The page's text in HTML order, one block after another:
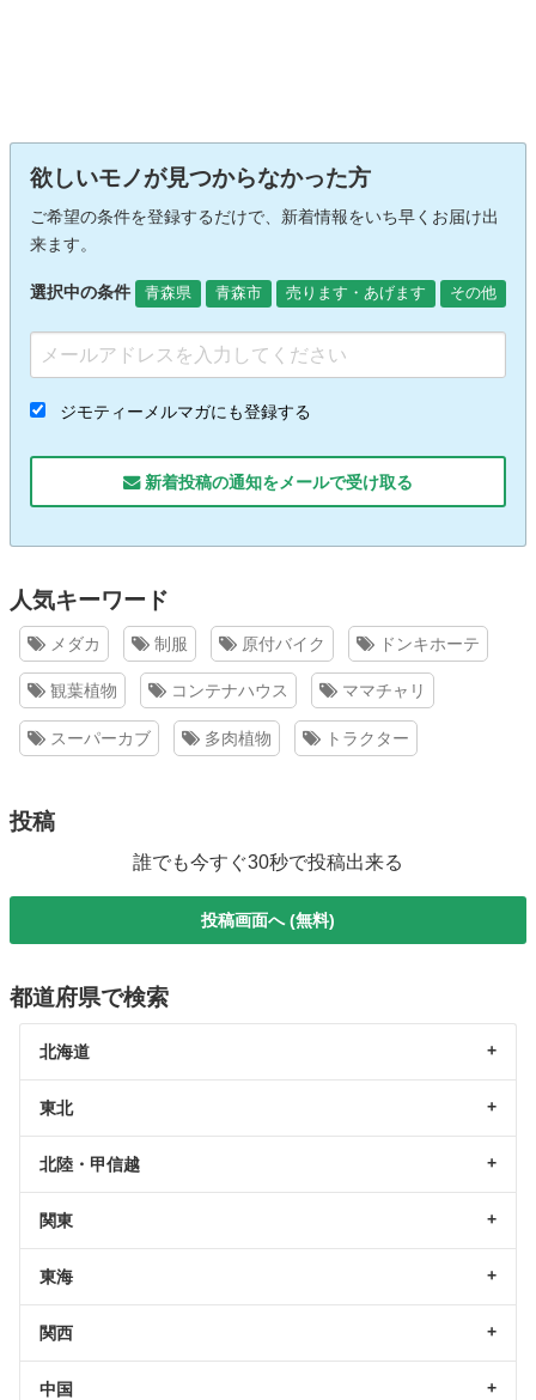
欲しいモノが見つからなかった方
ご希望の条件を登録するだけで、新着情報をいち早くお届け出
来ます。
選択中の条件 青森県 青森市 売ります・あげます その他
ジモティーメルマガにも登録する
新着投稿の通知をメールで受け取る
人気キーワード
メダカ 制服 原付バイク ドンキホーテ
観葉植物 コンテナハウス ママチャリ
スーパーカブ 多肉植物 トラクター
投稿
誰でも今すぐ30秒で投稿出来る
投稿画面へ (無料)
都道府県で検索
北海道
東北
北陸・甲信越
関東
東海
関西
中国